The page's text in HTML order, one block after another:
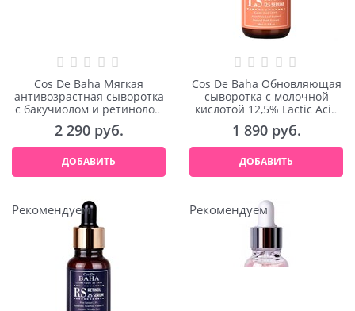
Cos De Baha Мягкая
антивозрастная сыворотка
с бакучиолом и ретинолом
L1 Bakuchiol & Retinol
Serum 30ml
2 290 руб.
ДОБАВИТЬ
Cos De Baha Обновляющая
сыворотка с молочной
кислотой 12,5% Lactic Acid
Serum 30ml
1 890 руб.
ДОБАВИТЬ
Рекомендуем Рекомендуем